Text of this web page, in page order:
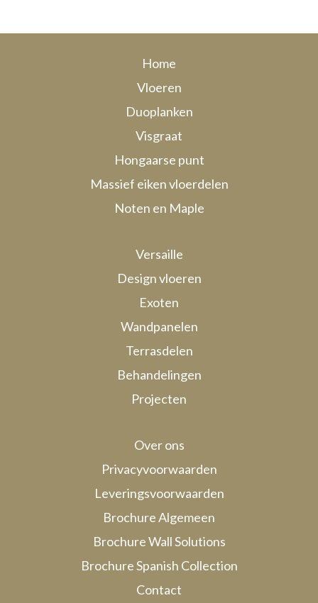
Home
Vloeren
Duoplanken
Visgraat
Hongaarse punt
Massief eiken vloerdelen
Noten en Maple
Versaille
Design vloeren
Exoten
Wandpanelen
Terrasdelen
Behandelingen
Projecten
Over ons
Privacyvoorwaarden
Leveringsvoorwaarden
Brochure Algemeen
Brochure Wall Solutions
Brochure Spanish Collection
Contact